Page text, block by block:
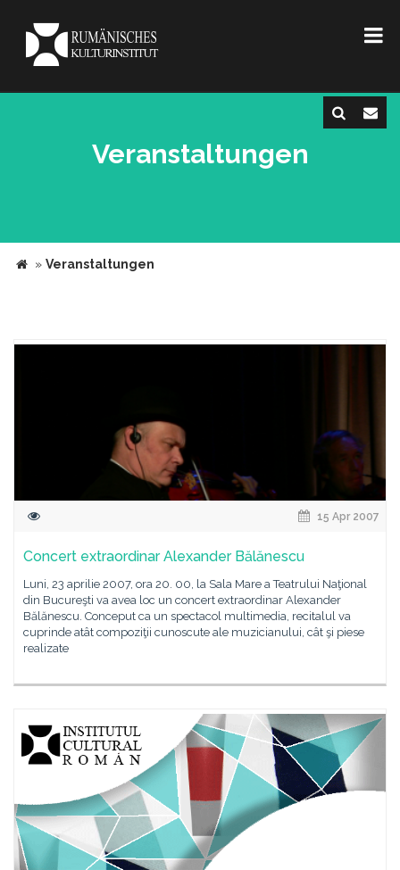
Veranstaltungen
» Veranstaltungen
15 Apr 2007
Concert extraordinar Alexander Bălănescu
Luni, 23 aprilie 2007, ora 20. 00, la Sala Mare a Teatrului Naţional
din Bucureşti va avea loc un concert extraordinar Alexander
Bălănescu. Conceput ca un spectacol multimedia, recitalul va
cuprinde atât compoziţii cunoscute ale muzicianului, cât şi piese
realizate